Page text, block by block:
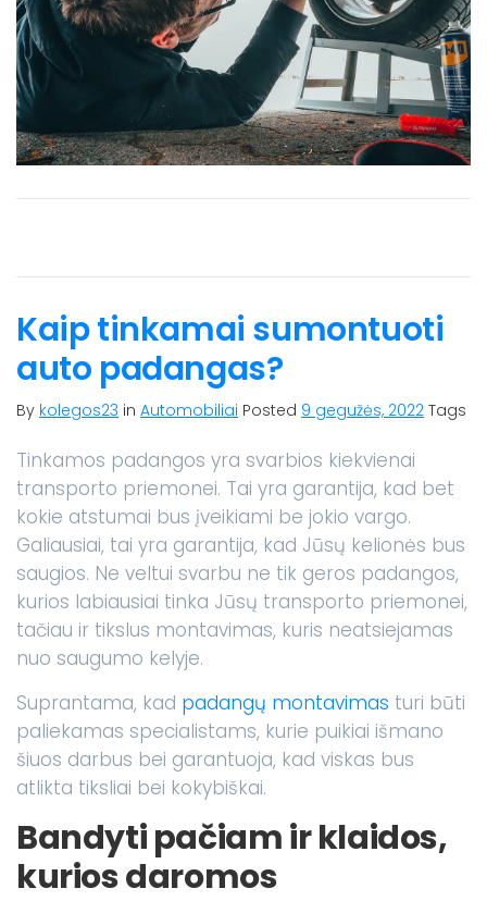
Kaip tinkamai sumontuoti
auto padangas?
By kolegos23 in Automobiliai Posted 9 gegužės, 2022 Tags
Tinkamos padangos yra svarbios kiekvienai
transporto priemonei. Tai yra garantija, kad bet
kokie atstumai bus įveikiami be jokio vargo.
Galiausiai, tai yra garantija, kad Jūsų kelionės bus
saugios. Ne veltui svarbu ne tik geros padangos,
kurios labiausiai tinka Jūsų transporto priemonei,
tačiau ir tikslus montavimas, kuris neatsiejamas
nuo saugumo kelyje.
Suprantama, kad padangų montavimas turi būti
paliekamas specialistams, kurie puikiai išmano
šiuos darbus bei garantuoja, kad viskas bus
atlikta tiksliai bei kokybiškai.
Bandyti pačiam ir klaidos,
kurios daromos